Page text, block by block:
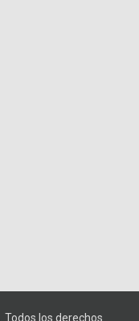
Todos los derechos